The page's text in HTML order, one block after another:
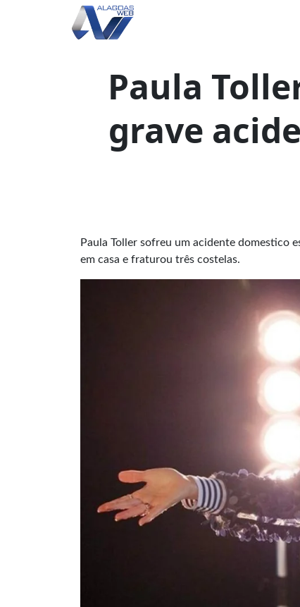
Paula
grave
Paula Toller sofreu um acidente domestico
em casa e fraturou três costelas.